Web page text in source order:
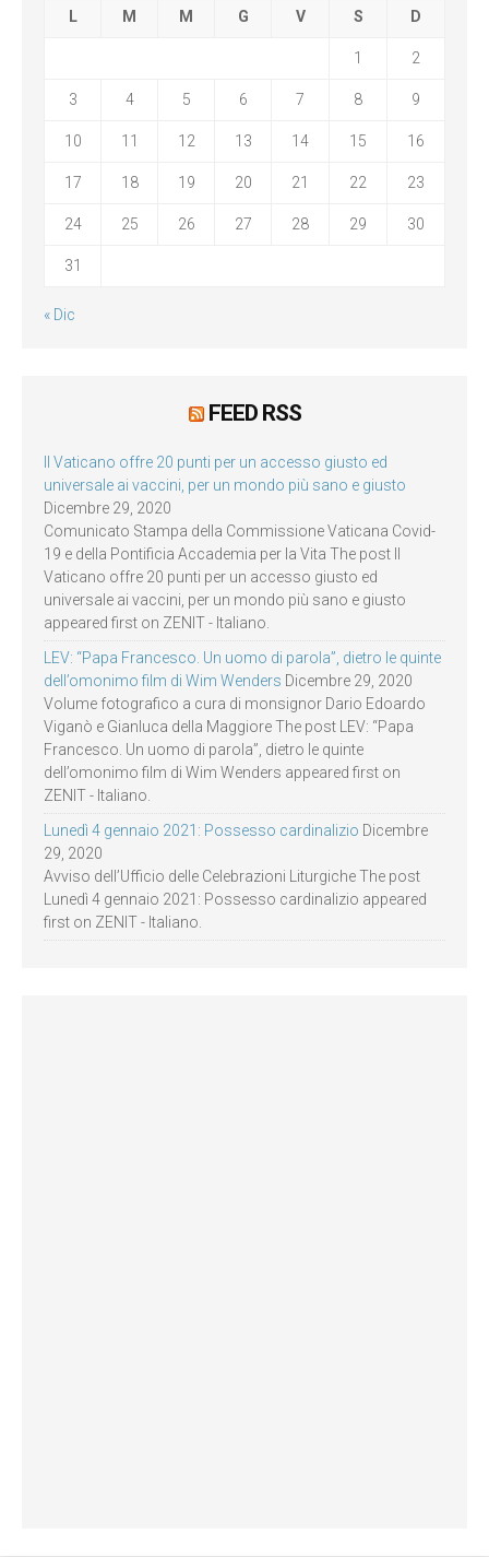
L M M G V S D
1 2
3 4 5 6 7 8 9
10 11 12 13 14 15 16
17 18 19 20 21 22 23
24 25 26 27 28 29 30
31
« Dic
FEED RSS
Il Vaticano offre 20 punti per un accesso giusto ed
universale ai vaccini, per un mondo più sano e giusto
Dicembre 29, 2020
Comunicato Stampa della Commissione Vaticana Covid-
19 e della Pontificia Accademia per la Vita The post Il
Vaticano offre 20 punti per un accesso giusto ed
universale ai vaccini, per un mondo più sano e giusto
appeared first on ZENIT - Italiano.
LEV: “Papa Francesco. Un uomo di parola”, dietro le quinte
dell’omonimo film di Wim Wenders Dicembre 29, 2020
Volume fotografico a cura di monsignor Dario Edoardo
Viganò e Gianluca della Maggiore The post LEV: “Papa
Francesco. Un uomo di parola”, dietro le quinte
dell’omonimo film di Wim Wenders appeared first on
ZENIT - Italiano.
Lunedì 4 gennaio 2021: Possesso cardinalizio Dicembre
29, 2020
Avviso dell’Ufficio delle Celebrazioni Liturgiche The post
Lunedì 4 gennaio 2021: Possesso cardinalizio appeared
first on ZENIT - Italiano.